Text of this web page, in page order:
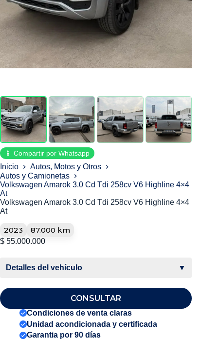
📱 Compartir por Whatsapp
Inicio
Autos, Motos y Otros
Autos y Camionetas
Volkswagen Amarok 3.0 Cd Tdi 258cv V6 Highline 4×4
At
Volkswagen Amarok 3.0 Cd Tdi 258cv V6 Highline 4×4
At
2023 87.000 km
$ 55.000.000
Detalles del vehículo ▼
CONSULTAR
Condiciones de venta claras
Unidad acondicionada y certificada
Garantia por 90 días